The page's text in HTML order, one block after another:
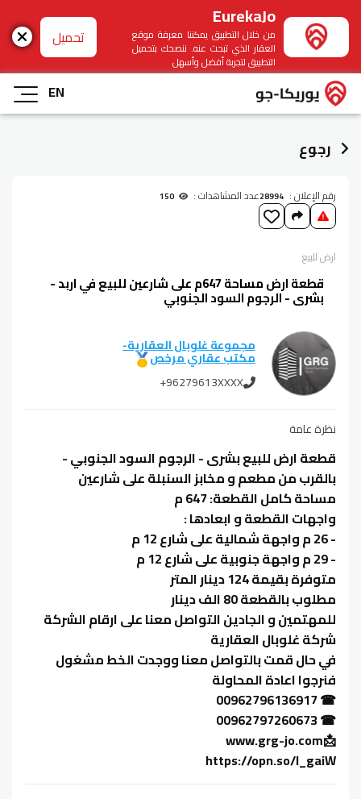
EurekaJo
من خلال التطبيق يمكننا معرفة موقع
العقار الذي تبحث عنه. ننصحك بتحميل
التطبيق لتجربة أفضل وأسهل
تحميل
EN
رجوع
رقم الإعلان : 28994عدد المشاهدات :
ارضللبيع
قطعة ارض مساحة 647م على شارعين للبيع في اربد -
بشرى - الرجوم السود الجنوبي
مجموعة غلوبال العقارية-
مكتب عقاري مرخص
+96279613XXXX
نظرة عامة
قطعة ارض للبيع بشرى - الرجوم السود الجنوبي -
بالقرب من مطعم و مخابز السنبلة على شارعين
مساحة كامل القطعة: 647 م
واجهات القطعة و ابعادها :
- 26 م واجهة شمالية على شارع 12 م
- 29 م واجهة جنوبية على شارع 12 م
متوفرة بقيمة 124 دينار المتر
مطلوب بالقطعة 80 الف دينار
للمهتمين و الجادين التواصل معنا على ارقام الشركة
شركة غلوبال العقارية
في حال قمت بالتواصل معنا ووجدت الخط مشغول
فنرجوا اعادة المحاولة
☎ 00962796136917
☎ 00962797260673
📩www.grg-jo.com
https://opn.so/I_gaiW